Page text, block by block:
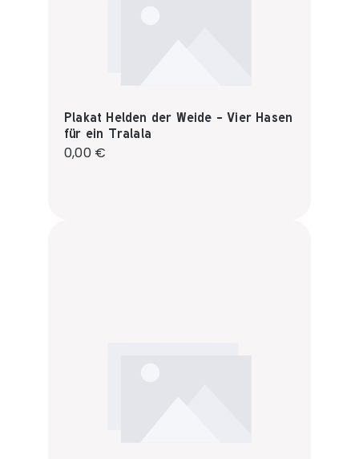
Plakat Helden der Weide - Vier Hasen
für ein Tralala
Regulärer Preis:
0,00 €